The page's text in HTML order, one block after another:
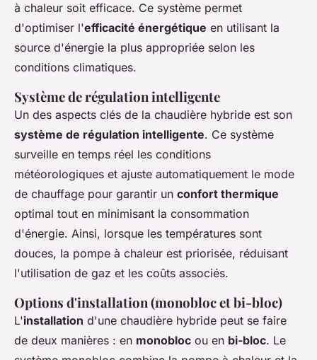
à chaleur soit efficace. Ce système permet
d'optimiser l'efficacité énergétique en utilisant la
source d'énergie la plus appropriée selon les
conditions climatiques.
Système de régulation intelligente
Un des aspects clés de la chaudière hybride est son
système de régulation intelligente. Ce système
surveille en temps réel les conditions
météorologiques et ajuste automatiquement le mode
de chauffage pour garantir un confort thermique
optimal tout en minimisant la consommation
d'énergie. Ainsi, lorsque les températures sont
douces, la pompe à chaleur est priorisée, réduisant
l'utilisation de gaz et les coûts associés.
Options d'installation (monobloc et bi-bloc)
L'installation d'une chaudière hybride peut se faire
de deux manières : en monobloc ou en bi-bloc. Le